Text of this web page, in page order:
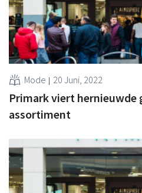
Mode 20 Juni, 2022
Primark viert hernieuwde
assortiment